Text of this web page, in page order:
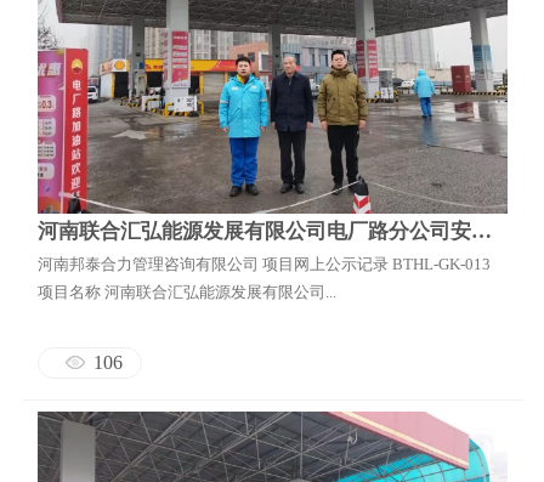
河南联合汇弘能源发展有限公司电厂路分公司安全现状评价
河南邦泰合力管理咨询有限公司 项目网上公示记录 BTHL-GK-013
项目名称 河南联合汇弘能源发展有限公司...
106